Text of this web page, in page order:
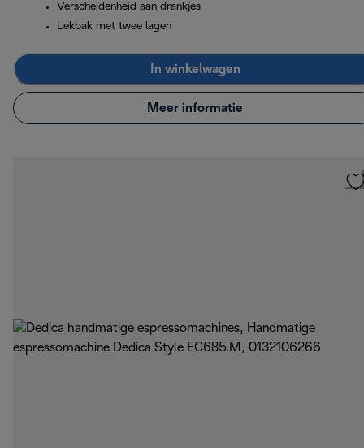
Verscheidenheid aan drankjes
Lekbak met twee lagen
In winkelwagen
Meer informatie